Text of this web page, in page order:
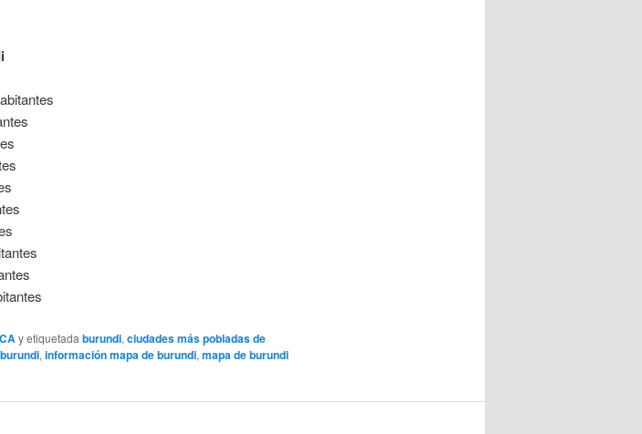
y etiquetada burundi, ciudades más pobladas de
, información mapa de burundi, mapa de burundi